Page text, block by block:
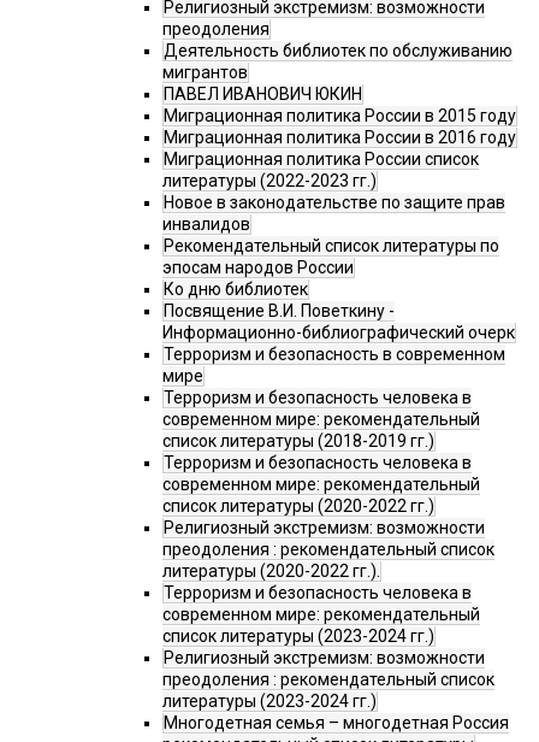
Религиозный экстремизм: возможности
преодоления
Деятельность библиотек по обслуживанию
мигрантов
ПАВЕЛ ИВАНОВИЧ ЮКИН
Миграционная политика России в 2015 году
Миграционная политика России в 2016 году
Миграционная политика России список
литературы (2022-2023 гг.)
Новое в законодательстве по защите прав
инвалидов
Рекомендательный список литературы по
эпосам народов России
Ко дню библиотек
Посвящение В.И. Поветкину -
Информационно-библиографический очерк
Терроризм и безопасность в современном
мире
Терроризм и безопасность человека в
современном мире: рекомендательный
список литературы (2018-2019 гг.)
Терроризм и безопасность человека в
современном мире: рекомендательный
список литературы (2020-2022 гг.)
Религиозный экстремизм: возможности
преодоления : рекомендательный список
литературы (2020-2022 гг.).
Терроризм и безопасность человека в
современном мире: рекомендательный
список литературы (2023-2024 гг.)
Религиозный экстремизм: возможности
преодоления : рекомендательный список
литературы (2023-2024 гг.)
Многодетная семья – многодетная Россия